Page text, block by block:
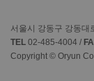
서울시 강동구 강동
TEL 02-485-4004 /
Copyright © Oryun